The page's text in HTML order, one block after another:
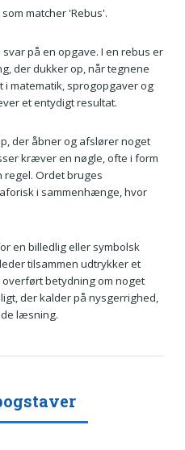
matcher 'Rebus'.
på en opgave. I en rebus er
der dukker op, når tegnene
matematik, sprogopgaver og
et entydigt resultat.
der åbner og afslører noget
kræver en nøgle, ofte i form
regel. Ordet bruges
i sammenhænge, hvor
en billedlig eller symbolsk
tilsammen udtrykker et
betydning om noget
der kalder på nysgerrighed,
læsning.